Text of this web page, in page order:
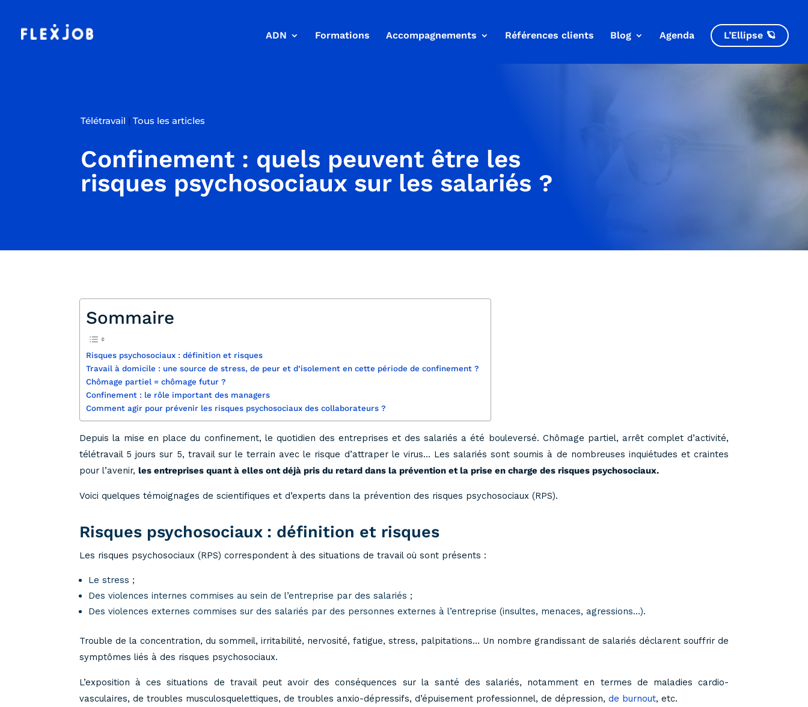
ADN Formations Accompagnements Références clients Blog Agenda L’Ellipse 🪐
Télétravail |Tous les articles
Confinement : quels peuvent être les
risques psychosociaux sur les salariés ?
Sommaire
Risques psychosociaux : définition et risques
Travail à domicile : une source de stress, de peur et d’isolement en cette période de confinement ?
Chômage partiel = chômage futur ?
Confinement : le rôle important des managers
Comment agir pour prévenir les risques psychosociaux des collaborateurs ?
Depuis la mise en place du confinement, le quotidien des entreprises et des salariés a été bouleversé. Chômage partiel, arrêt complet d’activité,
télétravail 5 jours sur 5, travail sur le terrain avec le risque d’attraper le virus… Les salariés sont soumis à de nombreuses inquiétudes et craintes
pour l’avenir, les entreprises quant à elles ont déjà pris du retard dans la prévention et la prise en charge des risques psychosociaux.
Voici quelques témoignages de scientifiques et d’experts dans la prévention des risques psychosociaux (RPS).
Risques psychosociaux : définition et risques
Les risques psychosociaux (RPS) correspondent à des situations de travail où sont présents :
Le stress ;
Des violences internes commises au sein de l’entreprise par des salariés ;
Des violences externes commises sur des salariés par des personnes externes à l’entreprise (insultes, menaces, agressions…).
Trouble de la concentration, du sommeil, irritabilité, nervosité, fatigue, stress, palpitations… Un nombre grandissant de salariés déclarent souffrir de
symptômes liés à des risques psychosociaux.
L’exposition à ces situations de travail peut avoir des conséquences sur la santé des salariés, notamment en termes de maladies cardio-
vasculaires, de troubles musculosquelettiques, de troubles anxio-dépressifs, d’épuisement professionnel, de dépression, de burnout, etc.